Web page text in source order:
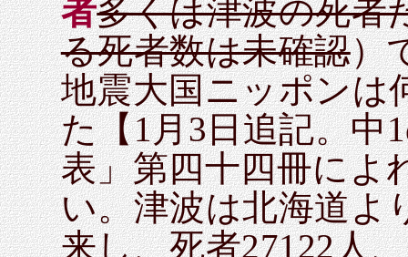
者多くは津波の死者
る死者数は未確認）
地震大国ニッポンは
た【1月3日追記。中
表」第四十四冊によ
い。津波は北海道よ
来し、死者27122人